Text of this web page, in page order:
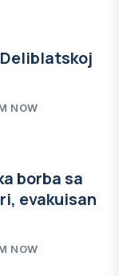
NOW
borba sa
evakuisan
NOW